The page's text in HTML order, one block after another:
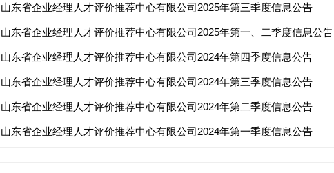
山东省企业经理人才评价推荐中心有限公司2025年第三季度信息公告
山东省企业经理人才评价推荐中心有限公司2025年第一、二季度信息公告
山东省企业经理人才评价推荐中心有限公司2024年第四季度信息公告
山东省企业经理人才评价推荐中心有限公司2024年第三季度信息公告
山东省企业经理人才评价推荐中心有限公司2024年第二季度信息公告
山东省企业经理人才评价推荐中心有限公司2024年第一季度信息公告